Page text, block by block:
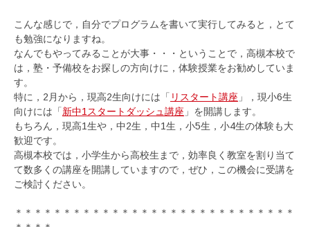
こんな感じで，自分でプログラムを書いて実行してみると，とて
も勉強になりますね。
なんでもやってみることが大事・・・ということで，高槻本校で
は，塾・予備校をお探しの方向けに，体験授業をお勧めしていま
す。
特に，2月から，現高2生向けには「 リスタート講座 」，現小6生
向けには「新中1スタートダッシュ講座 」を開講します。
もちろん，現高1生や，中2生，中1生，小5生，小4生の体験も大
歓迎です。
高槻本校では，小学生から高校生まで，効率良く教室を割り当て
て数多くの講座を開講していますので，ぜひ，この機会に受講を
ご検討ください。
＊＊＊＊＊＊＊＊＊＊＊＊＊＊＊＊＊＊＊＊＊＊＊＊＊＊＊＊＊